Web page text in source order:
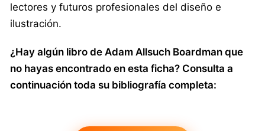
lectores y futuros profesionales del diseño e
ilustración.
¿Hay algún libro de Adam Allsuch Boardman que
no hayas encontrado en esta ficha? Consulta a
continuación toda su bibliografía completa: